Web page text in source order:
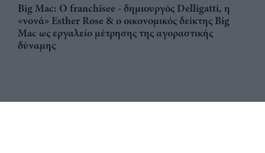
Big Mac: Ο franchisee - δημιουργός Delligatti, η
«νονά» Esther Rose & ο οικονομικός δείκτης Big
Mac ως εργαλείο μέτρησης της αγοραστικής
δύναμης